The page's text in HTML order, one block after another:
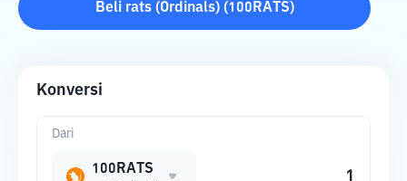
Beli rats (Ordinals)(100RATS)
Konversi
Dari
100RATS